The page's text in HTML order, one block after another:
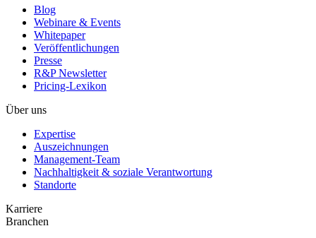
Blog
Webinare & Events
Whitepaper
Veröffentlichungen
Presse
R&P Newsletter
Pricing-Lexikon
Über uns
Expertise
Auszeichnungen
Management-Team
Nachhaltigkeit & soziale Verantwortung
Standorte
Karriere
Branchen